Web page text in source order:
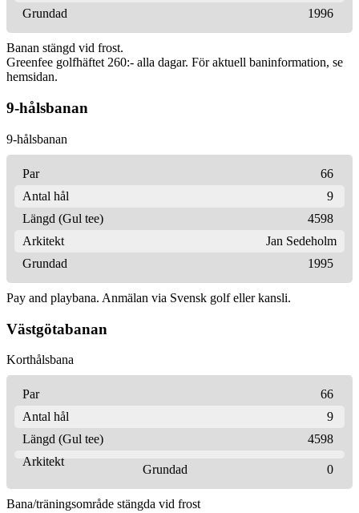
Grundad
1996
Banan stängd vid frost.
Greenfee golfhäftet 260:- alla dagar. För aktuell baninformation, se
hemsidan.
9-hålsbanan
9-hålsbanan
Par
66
Antal hål
9
Längd (Gul tee)
4598
Arkitekt
Jan Sedeholm
Grundad
1995
Pay and playbana. Anmälan via Svensk golf eller kansli.
Västgötabanan
Korthålsbana
Par
66
Antal hål
9
Längd (Gul tee)
4598
Arkitekt
Grundad 0
Bana/träningsområde stängda vid frost